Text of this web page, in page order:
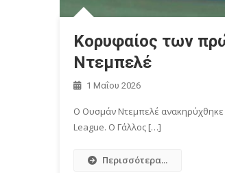
Kορυφαίος των
Ντεμπελέ
1 Μαΐου 2026
Ο Ουσμάν Ντεμπελέ ανακηρύχθηκε
League. Ο Γάλλος […]
Περισσότερα...